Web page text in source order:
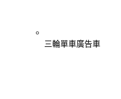
三輪單車廣告車